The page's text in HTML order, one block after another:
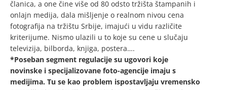
članica, a one čine više od 80 odsto tržišta štampanih i
onlajn medija, dala mišljenje o realnom nivou cena
fotografija na tržištu Srbije, imajući u vidu različite
kriterijume. Nismo ulazili u to koje su cene u slučaju
televizija, bilborda, knjiga, postera….
*Poseban segment regulacije su ugovori koje
novinske i specijalizovane foto-agencije imaju s
medijima. Tu se kao problem ispostavljaju vremensko